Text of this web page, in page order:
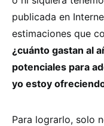
publicada en
estimaciones que
¿cuánto gastan al
potenciales para
yo estoy
Para lograrlo, solo